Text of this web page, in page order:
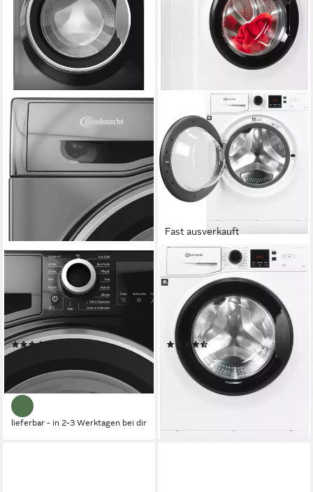
BAUKNECHT
Waschmaschine W9 S6300 A
9 kg Kapazität Waschen
76 dB(A)
Betriebsgeräusch
1400 U/min Schleuderdrehzahl
Produktdatenblatt
mtl. in 24 Raten
-38%
lieferbar - in 2-3 Werktagen bei dir
Fast ausverkauft
BAUKNECHT
Waschmaschine WAM 914 A
Kapazität Waschen
76 dB(A) Betriebsgeräusch
1400 U/min Schleuderdrehzahl
Produktdatenblatt
399,00 € UVP589,00 €
19,82 €
mtl. in 24 Raten